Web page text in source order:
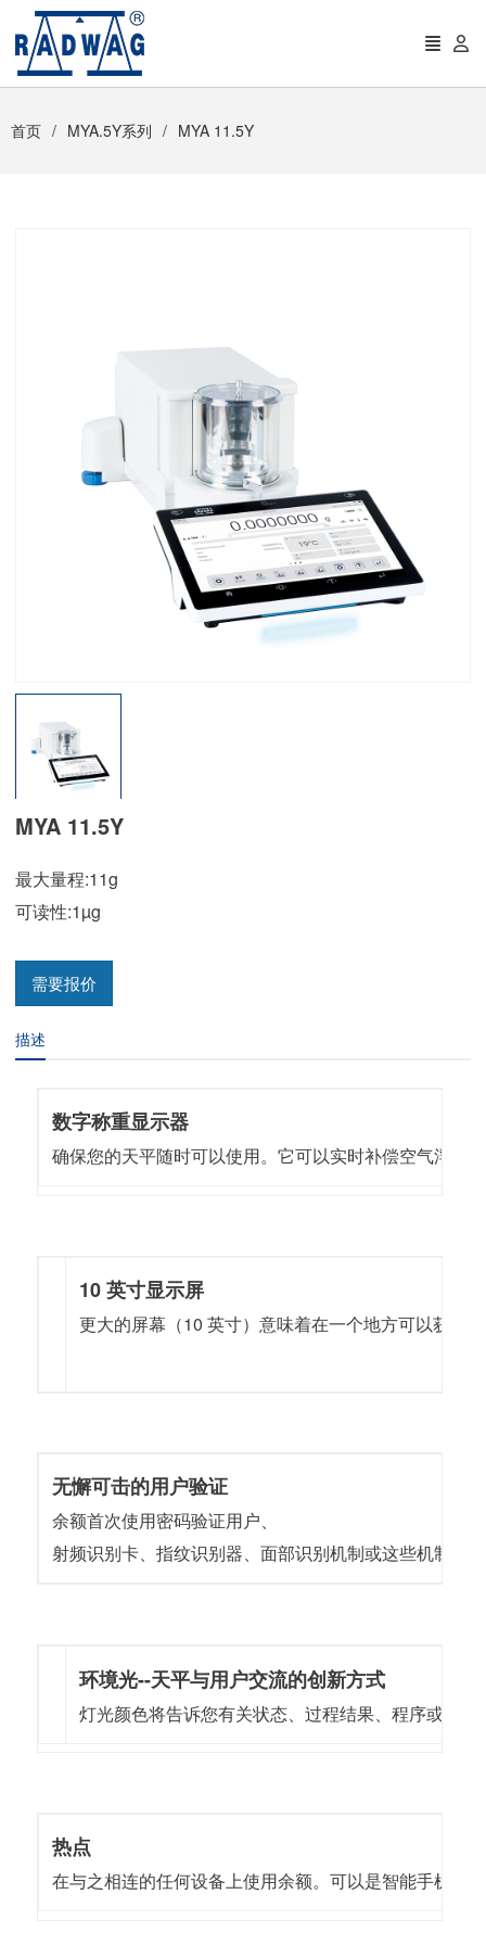
首页 MYA.5Y系列 MYA 11.5Y
MYA 11.5Y
最大量程:11g
可读性:1µg
需要报价
描述
数字称重显示器
确保您的天平随时可以使用。它可以实时补偿空气浮力
10 英寸显示屏
更大的屏幕（10 英寸）意味着在一个地方可以获得
无懈可击的用户验证
余额首次使用密码验证用户、
射频识别卡、指纹识别器、面部识别机制或这些机制的
环境光--天平与用户交流的创新方式
灯光颜色将告诉您有关状态、过程结果、程序或警报
热点
在与之相连的任何设备上使用余额。可以是智能手机、